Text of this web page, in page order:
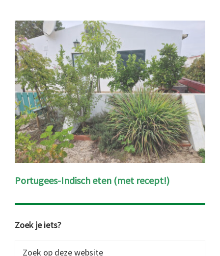
Portugees-Indisch eten (met recept!)
Primaire
Sidebar
Zoek je iets?